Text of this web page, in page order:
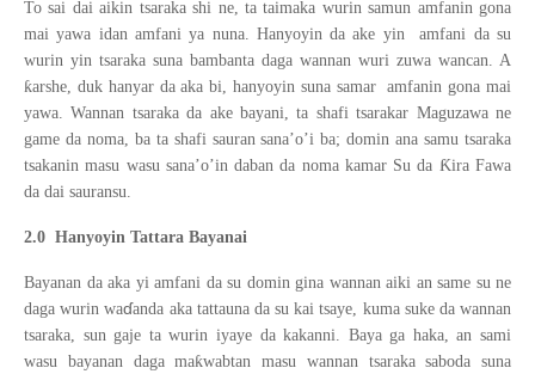
To sai dai aikin tsaraka shi ne, ta taimaka wurin samun amfanin gona
mai yawa idan amfani ya nuna. Hanyoyin da ake yin amfani da su
wurin yin tsaraka suna bambanta daga wannan wuri zuwa wancan. A
ƙarshe, duk hanyar da aka bi, hanyoyin suna samar amfanin gona mai
yawa. Wannan tsaraka da ake bayani, ta shafi tsarakar Maguzawa ne
game da noma, ba ta shafi sauran sana’o’i ba; domin ana samu tsaraka
tsakanin masu wasu sana’o’in daban da noma kamar Su da Ƙira Fawa
da dai sauransu.
2.0 Hanyoyin Tattara Bayanai
Bayanan da aka yi amfani da su domin gina wannan aiki an same su ne
daga wurin waɗanda aka tattauna da su kai tsaye, kuma suke da wannan
tsaraka, sun gaje ta wurin iyaye da kakanni. Baya ga haka, an sami
wasu bayanan daga maƙwabtan masu wannan tsaraka saboda suna